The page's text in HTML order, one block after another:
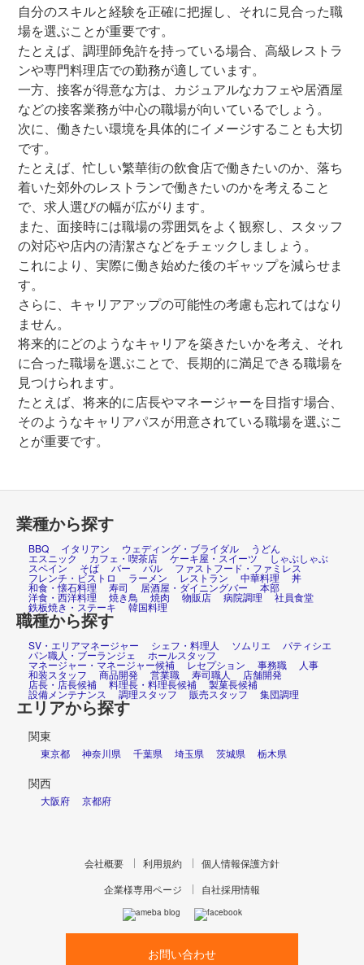
自分のスキルと経験を正確に把握し、それに見合った職
場を選ぶことが重要です。
たとえば、調理師免許を持っている場合、高級レストラ
ンや専門料理店での勤務が適しています。
一方、接客が得意な方は、カジュアルなカフェや居酒屋
などの接客業務が中心の職場が向いているでしょう。
次に、働きたい環境を具体的にイメージすることも大切
です。
たとえば、忙しい繁華街の飲食店で働きたいのか、落ち
着いた郊外のレストランで働きたいのかを考えること
で、求人選びの幅が広がります。
また、面接時には職場の雰囲気をよく観察し、スタッフ
の対応や店内の清潔さなどをチェックしましょう。
これにより、実際に働き始めた後のギャップを減らせま
す。
さらに、キャリアアップの可能性の考慮も忘れてはなり
ません。
将来的にどのようなキャリアを築きたいかを考え、それ
に合った職場を選ぶことで、長期的に満足できる職場を
見つけられます。
たとえば、将来的に店長やマネージャーを目指す場合、
そのようなキャリアパスが用意されている職場を選ぶこ
とが重要です。
業種から探す
BBQ イタリアン ウェディング・ブライダル うどん
エスニック カフェ・喫茶店 ケーキ屋・スイーツ しゃぶしゃぶ
スペイン そば バー バル ファストフード・ファミレス
フレンチ・ビストロ ラーメン レストラン 中華料理 丼
和食・懐石料理 寿司 居酒屋・ダイニングバー 本部
洋食・西洋料理 焼き鳥 焼肉 物販店 病院調理 社員食堂
鉄板焼き・ステーキ 韓国料理
職種から探す
SV・エリアマネージャー シェフ・料理人 ソムリエ パティシエ
パン職人・ブーランジェ ホールスタッフ
マネージャー・マネージャー候補 レセプション 事務職 人事
和装スタッフ 商品開発 営業職 寿司職人 店舗開発
店長・店長候補 料理長・料理長候補 製菓長候補
設備メンテナンス 調理スタッフ 販売スタッフ 集団調理
エリアから探す
関東
東京都 神奈川県 千葉県 埼玉県 茨城県 栃木県
関西
大阪府 京都府
会社概要 利用規約
個人情報保護方針
企業様専用ページ
自社採用情報
お問い合わせ